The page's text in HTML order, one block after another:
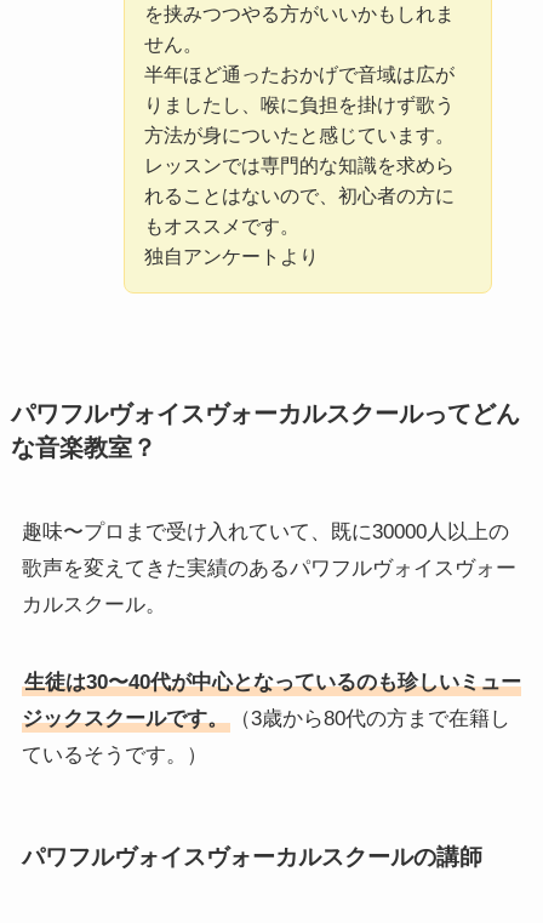
を挟みつつやる方がいいかもしれま
せん。
半年ほど通ったおかげで音域は広が
りましたし、喉に負担を掛けず歌う
方法が身についたと感じています。
レッスンでは専門的な知識を求めら
れることはないので、初心者の方に
もオススメです。
独自アンケートより
パワフルヴォイスヴォーカルスクールってどん
な音楽教室？
趣味〜プロまで受け入れていて、既に30000人以上の
歌声を変えてきた実績のあるパワフルヴォイスヴォー
カルスクール。
生徒は30〜40代が中心となっているのも珍しいミュー
ジックスクールです。（3歳から80代の方まで在籍し
ているそうです。）
パワフルヴォイスヴォーカルスクールの講師